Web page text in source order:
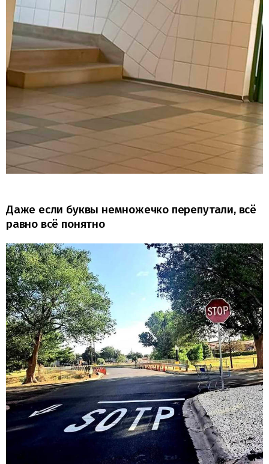
Даже если буквы немножечко перепутали, всё
равно всё понятно